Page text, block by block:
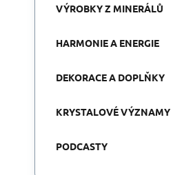
VÝROBKY Z MINERÁLŮ
HARMONIE A ENERGIE
DEKORACE A DOPLŇKY
KRYSTALOVÉ VÝZNAMY
PODCASTY